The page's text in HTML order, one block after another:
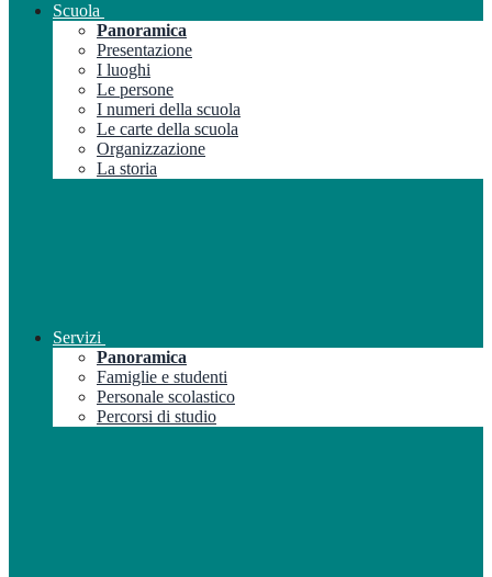
Scuola
Panoramica
Presentazione
I luoghi
Le persone
I numeri della scuola
Le carte della scuola
Organizzazione
La storia
Servizi
Panoramica
Famiglie e studenti
Personale scolastico
Percorsi di studio